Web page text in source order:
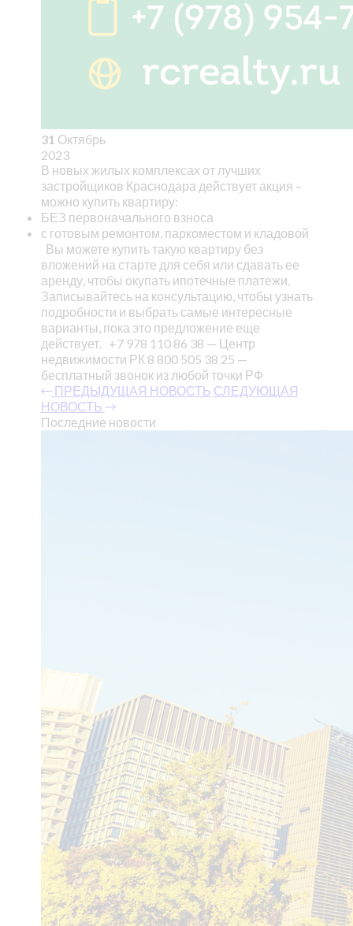
31 Октябрь
2023
В новых жилых комплексах от лучших
застройщиков Краснодара действует акция –
можно купить квартиру:
БЕЗ первоначального взноса
с готовым ремонтом, паркоместом и кладовой
Вы можете купить такую квартиру без
вложений на старте для себя или сдавать ее
аренду, чтобы окупать ипотечные платежи.
Записывайтесь на консультацию, чтобы узнать
подробности и выбрать самые интересные
варианты, пока это предложение еще
действует. +7 978 110 86 38 — Центр
недвижимости РК 8 800 505 38 25 —
бесплатный звонок из любой точки РФ
ПРЕДЫДУЩАЯ НОВОСТЬ СЛЕДУЮЩАЯ
НОВОСТЬ
Последние новости